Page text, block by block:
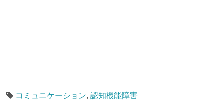
コミュニケーション, 認知機能障害